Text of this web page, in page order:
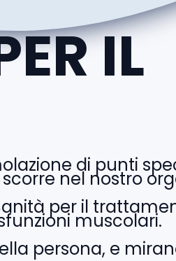
IL
di punti
nel nostro
per il
muscolari.
persona, e